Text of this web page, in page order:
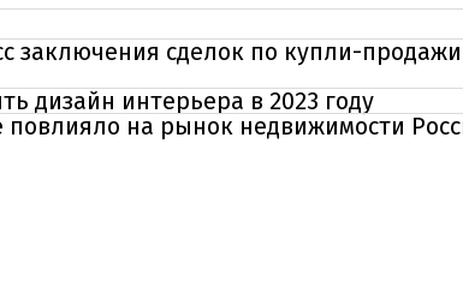
заключения сделок по купли-
дизайн интерьера в 2023 году
на рынок недвижимости